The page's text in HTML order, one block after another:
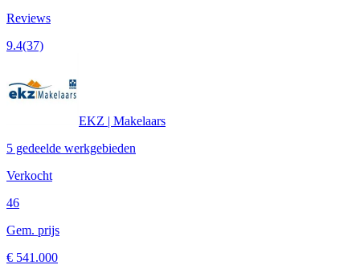
Reviews
9.4(37)
EKZ | Makelaars
5 gedeelde werkgebieden
Verkocht
46
Gem. prijs
€ 541.000